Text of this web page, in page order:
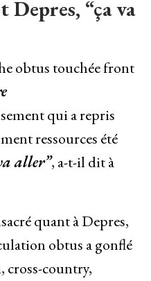
Depres, “ça va
obtus touchée front
qui a repris
ressources été
aller”, a-t-il dit à
quant à Depres,
obtus a gonflé
cross-country,